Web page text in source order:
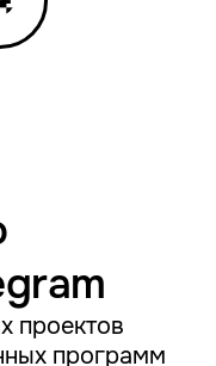
проектов
программ